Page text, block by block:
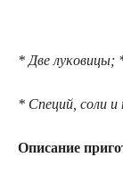
* Две луκовицы;
* Специй, сοли и
Описание